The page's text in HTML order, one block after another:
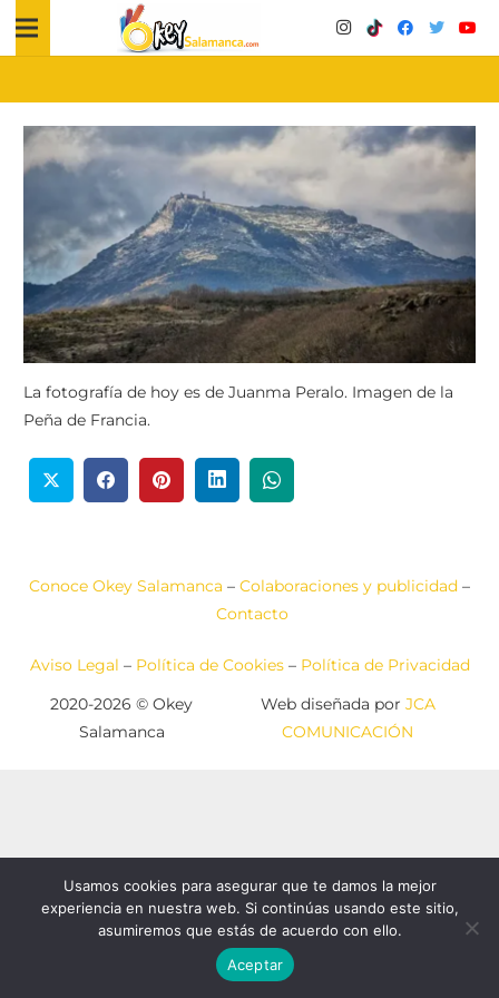
La fotografía de hoy es de Juanma Peralo. Imagen de la
Peña de Francia.
Conoce Okey Salamanca – Colaboraciones y publicidad –
Contacto
Aviso Legal – Política de Cookies– Política de Privacidad
2020-2026 © Okey
Salamanca
Web diseñada por JCA
COMUNICACIÓN
Usamos cookies para asegurar que te damos la mejor
experiencia en nuestra web. Si continúas usando este sitio,
asumiremos que estás de acuerdo con ello.
Aceptar